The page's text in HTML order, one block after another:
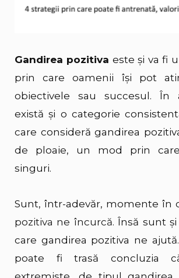
Gandirea pozitiva este și va fi
prin care oamenii își pot
obiectivele sau succesul. În
există și o categorie
care consideră gandirea
de ploaie, un mod prin
singuri.
Sunt, într-adevăr, momente în
pozitiva ne încurcă. Însă sunt
care gandirea pozitiva ne
poate fi trasă concluzia